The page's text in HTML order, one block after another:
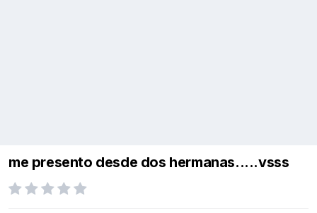
me presento desde dos hermanas.....vsss